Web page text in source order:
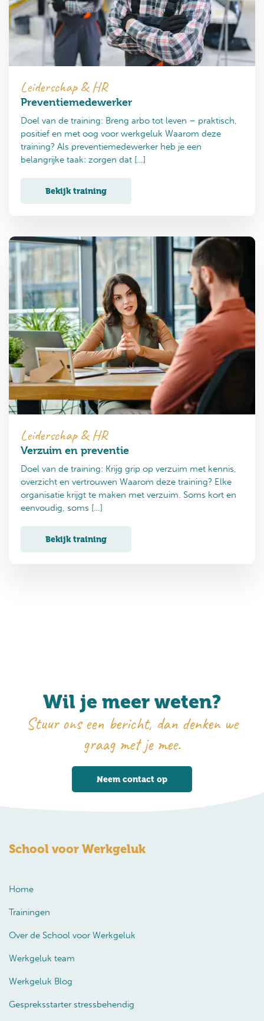
Leiderschap & HR
Preventiemedewerker
Doel van de training: Breng arbo tot leven – praktisch,
positief en met oog voor werkgeluk Waarom deze
training? Als preventiemedewerker heb je een
belangrijke taak: zorgen dat […]
Bekijk training
Leiderschap & HR
Verzuim en preventie
Doel van de training: Krijg grip op verzuim met kennis,
overzicht en vertrouwen Waarom deze training? Elke
organisatie krijgt te maken met verzuim. Soms kort en
eenvoudig, soms […]
Bekijk training
Wil je meer weten?
Stuur ons een bericht, dan denken we
graag met je mee.
Neem contact op
School voor Werkgeluk
Home
Trainingen
Over de School voor Werkgeluk
Werkgeluk team
Werkgeluk Blog
Gespreksstarter stressbehendig